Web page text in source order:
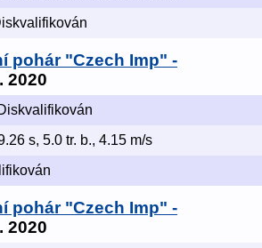
pohár "Czech Imp" -
2020
s, 5.0 tr. b., 4.15 m/s
pohár "Czech Imp" -
2020